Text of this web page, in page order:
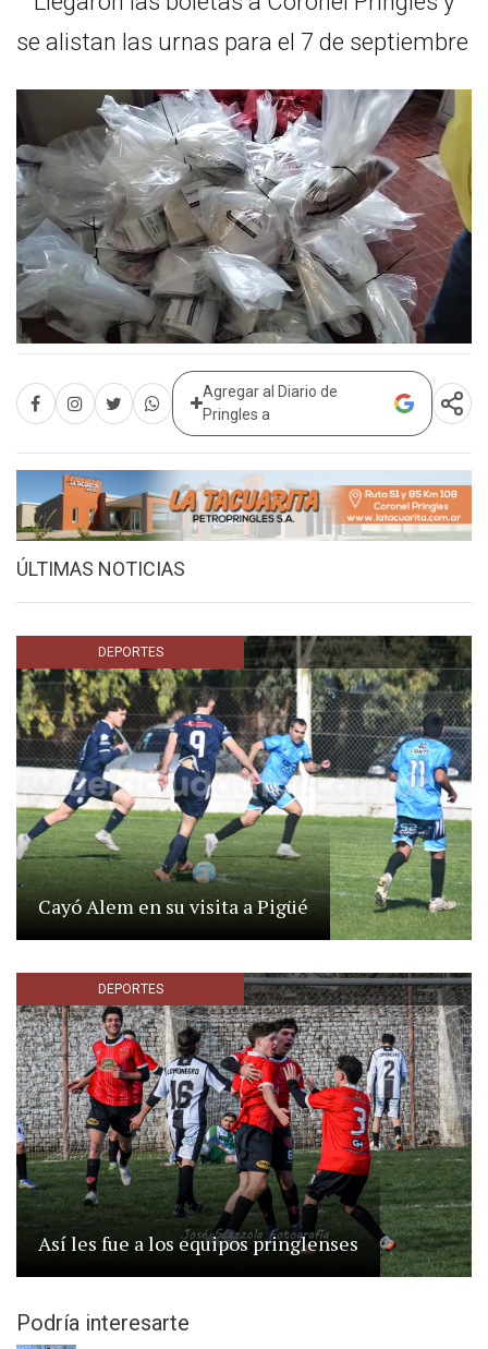
Agregar al Diario de
Pringles a
ÚLTIMAS NOTICIAS
DEPORTES
Cayó Alem en su visita a Pigüé
DEPORTES
Así les fue a los equipos pringlenses
Podría interesarte